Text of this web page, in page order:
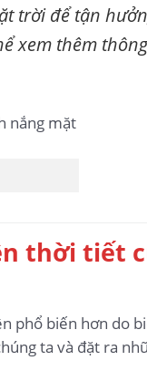
trời để tận
xem thêm
thời tiết
phổ biến hơn do
ta và đặt ra